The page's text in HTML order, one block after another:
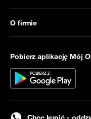
O firmie
Pobierz aplikację Mój